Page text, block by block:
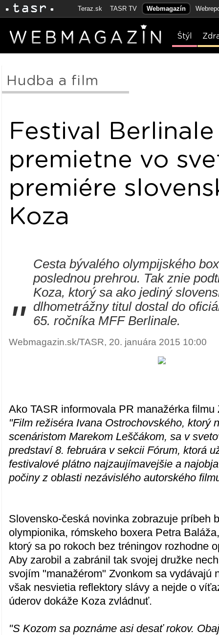
Teraz.sk TASR TV Webmagazín
Štýl
Hudba a film
Festival Berlinale
premietne vo
premiére
Koza
"
Cesta bývalého olympijského
poslednou prehrou. Tak znie
Koza, ktorý sa ako jediný
dlhometrážny titul dostal do
65. ročníka MFF Berlinale.
Webmagazin.sk/TASR, 20. januára 2015 10:00
Ako TASR informovala PR manažérka
"Film režiséra Ivana Ostrochovského, ktorý
scenáristom Marekom Leščákom, sa v
predstaví 8. februára v sekcii Fórum, ktorá
festivalové plátno najzaujímavejšie a
počiny z oblasti nezávislého autorského
Slovensko-česká novinka zobrazuje príbeh
olympionika, rómskeho boxera Petra
ktorý sa po rokoch bez tréningov rozhodne
Aby zarobil a zabránil tak svojej družke
svojím "manažérom" Zvonkom sa vydávajú
však nesvietia reflektory slávy a nejde o
úderov dokáže Koza zvládnuť.
"S Kozom sa poznáme asi desať rokov.